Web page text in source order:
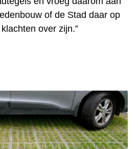
of de Stad daar op
over zijn.”